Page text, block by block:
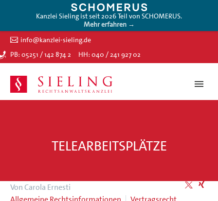
Kanzlei Sieling ist seit 2026 Teil von SCHOMERUS.
Mehr erfahren →
info@kanzlei-sieling.de
PB: 05251 / 142 874 2
HH: 040 / 241 927 02
TELEARBEITSPLÄTZE
Von Carola Ernesti